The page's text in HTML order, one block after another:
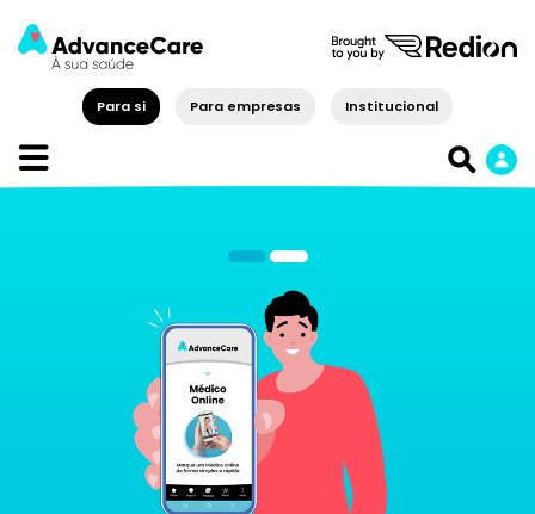
Para si Para empresas Institucional